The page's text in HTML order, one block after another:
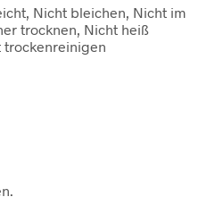
Nicht bleichen, Nicht im
trocknen, Nicht heiß
trockenreinigen